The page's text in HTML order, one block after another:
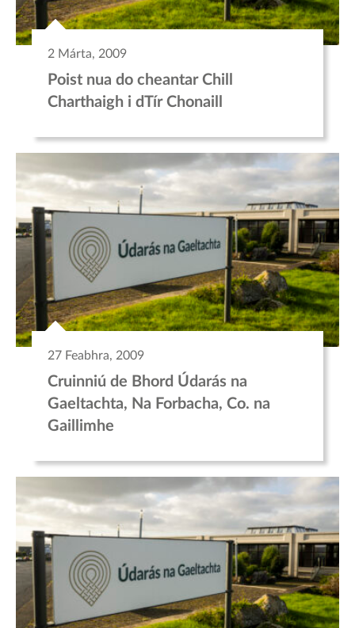
2 Márta, 2009
Poist nua do cheantar Chill
Charthaigh i dTír Chonaill
27 Feabhra, 2009
Cruinniú de Bhord Údarás na
Gaeltachta, Na Forbacha, Co. na
Gaillimhe